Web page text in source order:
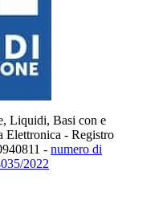
Liquidi, Basi con e
Elettronica - Registro
- numero di
2022